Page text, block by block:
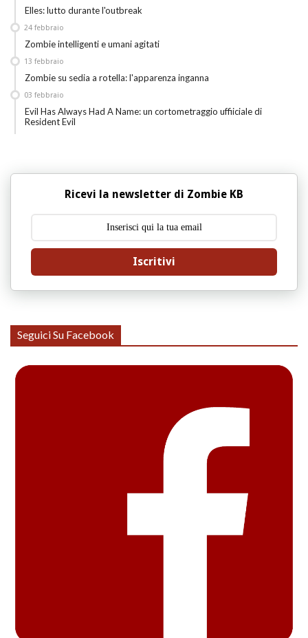
Elles: lutto durante l'outbreak
Zombie intelligenti e umani agitati
24 febbraio
Zombie su sedia a rotella: l'apparenza inganna
13 febbraio
Evil Has Always Had A Name: un cortometraggio uffiiciale di
Resident Evil
03 febbraio
Ricevi la newsletter di Zombie KB
Iscritivi
Seguici Su Facebook